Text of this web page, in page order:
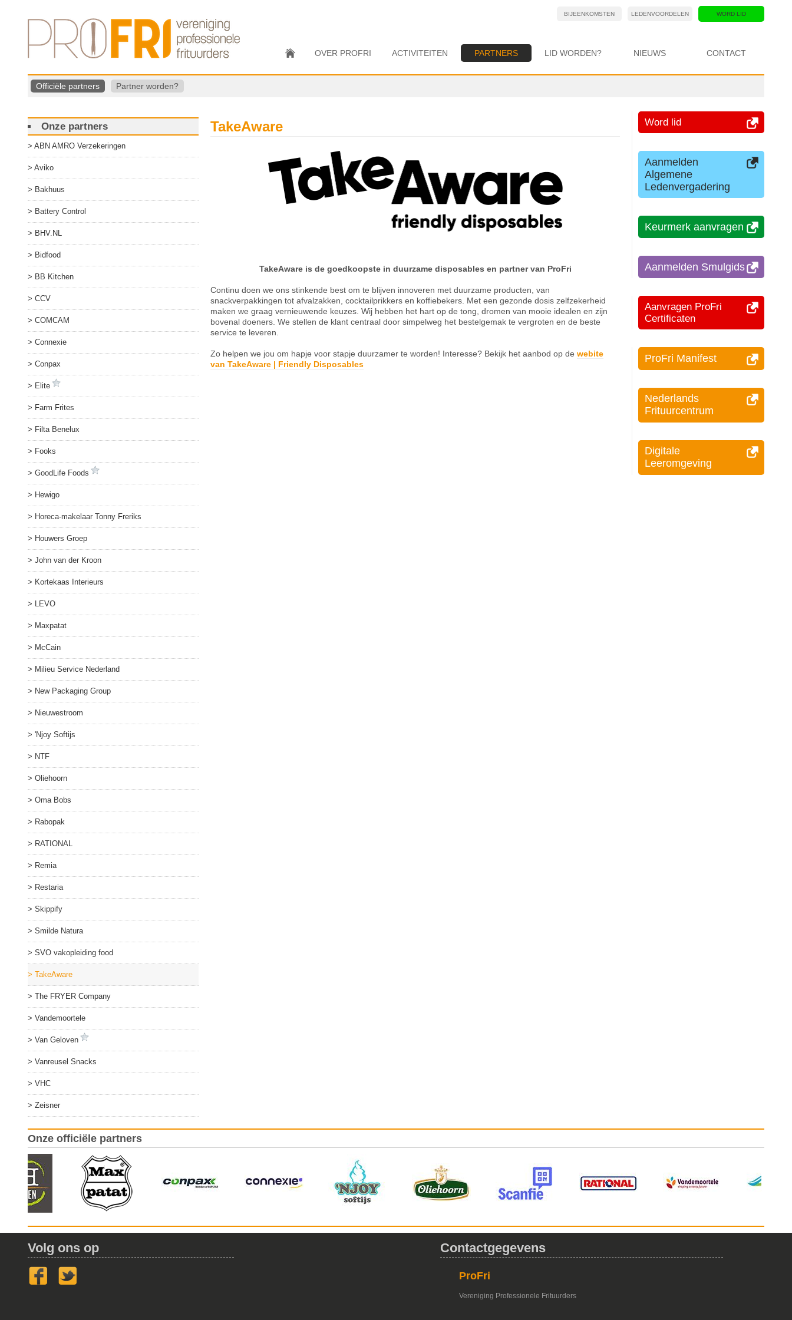
BIJEENKOMSTEN LEDENVOORDELEN WORD LID
OVER PROFRI ACTIVITEITEN PARTNERS LID WORDEN? NIEUWS CONTACT
Officiële partners Partner worden?
Onze partners
ABN AMRO Verzekeringen
Aviko
Bakhuus
Battery Control
BHV.NL
Bidfood
BB Kitchen
CCV
COMCAM
Connexie
Conpax
Elite
Farm Frites
Filta Benelux
Fooks
GoodLife Foods
Hewigo
Horeca-makelaar Tonny Freriks
Houwers Groep
John van der Kroon
Kortekaas Interieurs
LEVO
Maxpatat
McCain
Milieu Service Nederland
New Packaging Group
Nieuwestroom
'Njoy Softijs
NTF
Oliehoorn
Oma Bobs
Rabopak
RATIONAL
Remia
Restaria
Skippify
Smilde Natura
SVO vakopleiding food
TakeAware
The FRYER Company
Vandemoortele
Van Geloven
Vanreusel Snacks
VHC
Zeisner
TakeAware
TakeAware is de goedkoopste in duurzame disposables en partner van ProFri
Continu doen we ons stinkende best om te blijven innoveren met duurzame producten, van
snackverpakkingen tot afvalzakken, cocktailprikkers en koffiebekers. Met een gezonde dosis zelfzekerheid
maken we graag vernieuwende keuzes. Wij hebben het hart op de tong, dromen van mooie idealen en zijn
bovenal doeners. We stellen de klant centraal door simpelweg het bestelgemak te vergroten en de beste
service te leveren.
Zo helpen we jou om hapje voor stapje duurzamer te worden! Interesse? Bekijk het aanbod op de webite
van TakeAware | Friendly Disposables
Word lid
Aanmelden
Algemene
Ledenvergadering
Keurmerk aanvragen
Aanmelden Smulgids
Aanvragen ProFri
Certificaten
ProFri Manifest
Nederlands
Frituurcentrum
Digitale
Leeromgeving
Onze officiële partners
Volg ons op Contactgegevens
ProFri
Vereniging Professionele Frituurders